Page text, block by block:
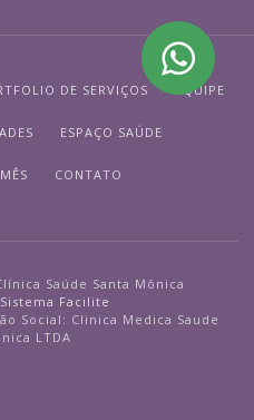
DE SERVIÇOS EQUIPE
ESPAÇO SAÚDE
CONTATO
Saúde Santa Mônica
Facilite
Social: Clinica Medica Saude
LTDA